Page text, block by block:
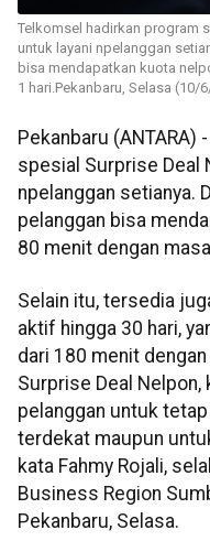
Telkomsel hadirkan program
untuk layani npelanggan
bisa mendapatkan kuota
1 hari.Pekanbaru, Selasa
Pekanbaru (ANTARA)
spesial Surprise Deal
npelanggan setianya.
pelanggan bisa
80 menit dengan
Selain itu, tersedia
aktif hingga 30 hari,
dari 180 menit
Surprise Deal
pelanggan untuk
terdekat maupun
kata Fahmy Rojali,
Business Region
Pekanbaru, Selasa.